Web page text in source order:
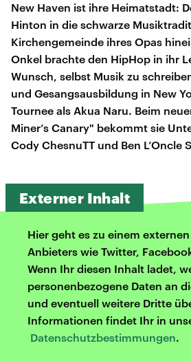
New Haven ist ihre Heimatstadt:
Hinton in die schwarze
Kirchengemeinde ihres Opas
Onkel brachte den HipHop in ihr
Wunsch, selbst Musik zu
und Gesangsausbildung in New
Tournee als Akua Naru. Beim
Miner’s Canary" bekommt sie
Cody ChesnuTT und Ben L’Oncle
Externer Inhalt
Hier geht es zu einem
Anbieters wie Twitter,
Wenn Ihr diesen Inhalt ladet,
personenbezogene Daten an
und eventuell weitere Dritte
Informationen findet Ihr in
Datenschutzbestimmungen.